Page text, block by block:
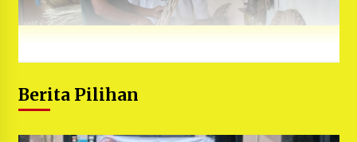
Berita Pilihan